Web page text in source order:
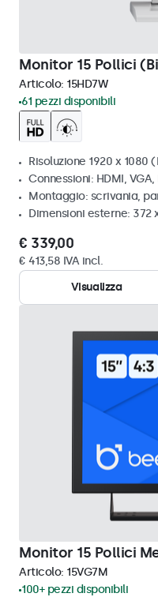
Monitor 15 Pollici
Articolo: 15HD7W
61 pezzi disponibili
Risoluzione 1920 x 1080
Connessioni: HDMI, VGA,
Montaggio: scrivania,
Dimensioni esterne: 372
€ 339,00
€ 413,58 IVA incl.
Visualizza
Monitor 15 Pollici
Articolo: 15VG7M
100+ pezzi disponibili